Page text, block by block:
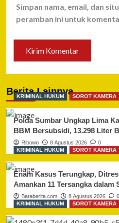
Simpan nama, email, dan
peramban ini untuk
Berita Lainnya
KRIMINAL HUKUM SOROT KAMERA
Polda Sumbar Ungkap Lima
BBM Bersubsidi, 13.298 Liter
Ribowo 8 Agustus 2026
0
KRIMINAL HUKUM
SOROT KAMERA
Enam Kasus Terungkap,
Amankan 11 Tersangka dalam
Baraberita.com 8 Agustus 2026
0
KRIMINAL HUKUM
SOROT KAMERA